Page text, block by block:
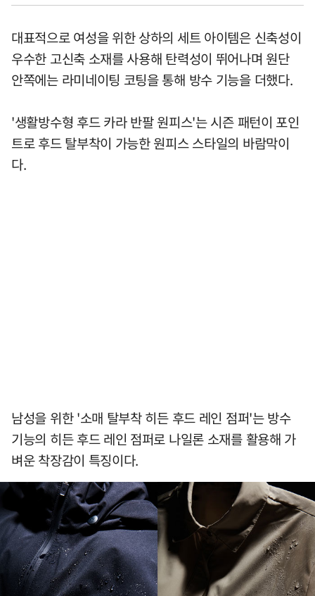
대표적으로 여성을 위한 상하의 세트 아이템은 신축성이
우수한 고신축 소재를 사용해 탄력성이 뛰어나며 원단
안쪽에는 라미네이팅 코팅을 통해 방수 기능을 더했다.
'생활방수형 후드 카라 반팔 원피스'는 시즌 패턴이 포인
트로 후드 탈부착이 가능한 원피스 스타일의 바람막이
다.
남성을 위한 '소매 탈부착 히든 후드 레인 점퍼'는 방수
기능의 히든 후드 레인 점퍼로 나일론 소재를 활용해 가
벼운 착장감이 특징이다.